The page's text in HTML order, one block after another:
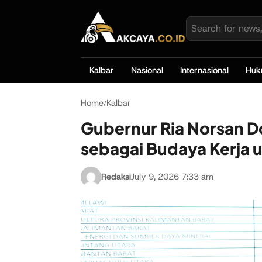
Kalbar Nasional Internasional
Home/Kalbar
Gubernur Ria Norsan
sebagai Budaya Kerja
RedaksiJuly 9, 2026 7:33 am